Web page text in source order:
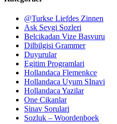
@Turkse Liefdes Zinnen
Ask Sevgi Sozleri
Belcikadan Vize Basvuru
Dilbilgisi Grammer
Duyurular
Egitim Programlari
Hollandaca Flemenkce
Hollandaca Uyum SInavi
Hollandaca Yazilar
One Cikanlar
Sinav Sorulari
Sozluk – Woordenboek